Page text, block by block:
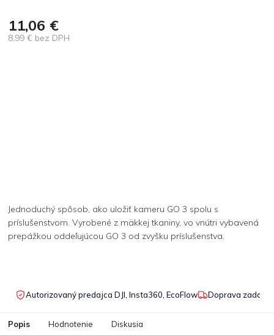
11,06 €
8,99 € bez DPH
Jednoduchý spôsob, ako uložiť kameru GO 3 spolu s
príslušenstvom. Vyrobené z mäkkej tkaniny, vo vnútri vybavená
prepážkou oddeľujúcou GO 3 od zvyšku príslušenstva.
Autorizovaný predajca DJI, Insta360, EcoFlow Doprava
Popis Hodnotenie Diskusia